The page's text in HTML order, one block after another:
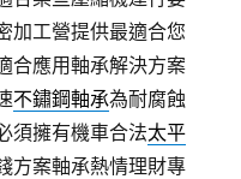
加工營提供最適合您
合應用軸承解決方案
不鏽鋼軸承為耐腐蝕
須擁有機車合法太平
方案軸承熱情理財專